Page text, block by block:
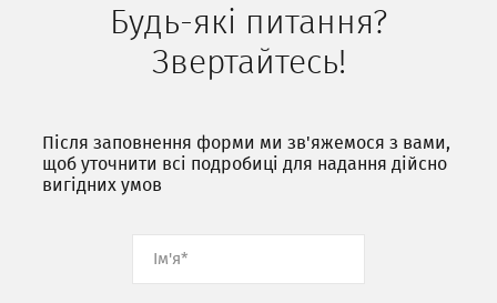
Будь-які питання?
Звертайтесь!
Після заповнення форми ми зв'яжемося з вами,
щоб уточнити всі подробиці для надання дійсно
вигідних умов